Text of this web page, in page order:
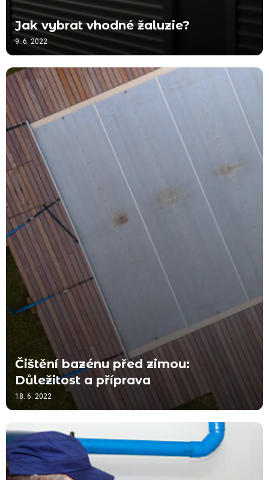
Jak vybrat vhodné žaluzie?
9. 6. 2022
Čištění bazénu před zimou:
Důležitost a příprava
18. 6. 2022